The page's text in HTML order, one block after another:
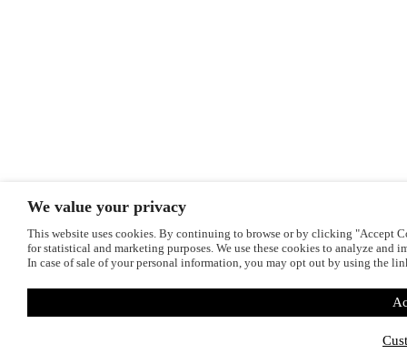
We value your privacy
This website uses cookies. By continuing to browse or by clicking "Accept
for statistical and marketing purposes. We use these cookies to analyze and
In case of sale of your personal information, you may opt out by using the